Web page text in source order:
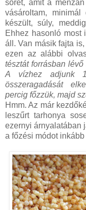
sörét, amit a
vásároltam,
készült, súly,
Ehhez hasonló most
áll. Van másik fajta
ezen az alábbi
tésztát forrásban
A vízhez adjunk
összeragadását
percig főzzük, majd
Hmm. Az már
leszűrt tarhonya
ezernyi árnyalatában
a főzési módot